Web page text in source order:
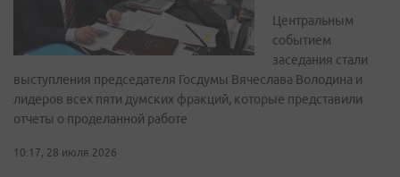
Центральным
событием
заседания стали
выступления председателя Госдумы Вячеслава Володина и
лидеров всех пяти думских фракций, которые представили
отчеты о проделанной работе
10:17, 28 июля 2026